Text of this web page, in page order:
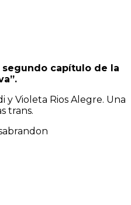
capítulo de la
y Violeta Rios Alegre. Una
trans.